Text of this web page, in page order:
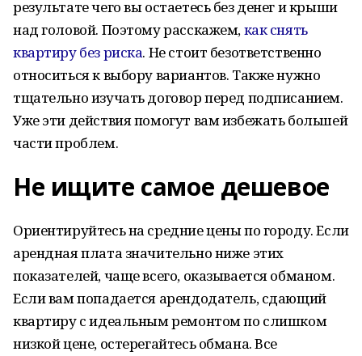
результате чего вы остаетесь без денег и крыши
над головой. Поэтому расскажем,как снять
квартиру без риска. Не стоит безответственно
относиться к выбору вариантов. Также нужно
тщательно изучать договор перед подписанием.
Уже эти действия помогут вам избежать большей
части проблем.
Не ищите самое дешевое
Ориентируйтесь на средние цены по городу. Если
арендная плата значительно ниже этих
показателей, чаще всего, оказывается обманом.
Если вам попадается арендодатель, сдающий
квартиру с идеальным ремонтом по слишком
низкой цене, остерегайтесь обмана. Все